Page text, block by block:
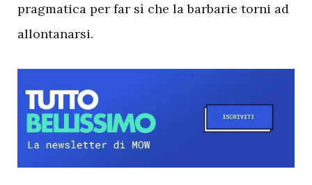
pragmatica per far sì che la barbarie torni ad
allontanarsi.